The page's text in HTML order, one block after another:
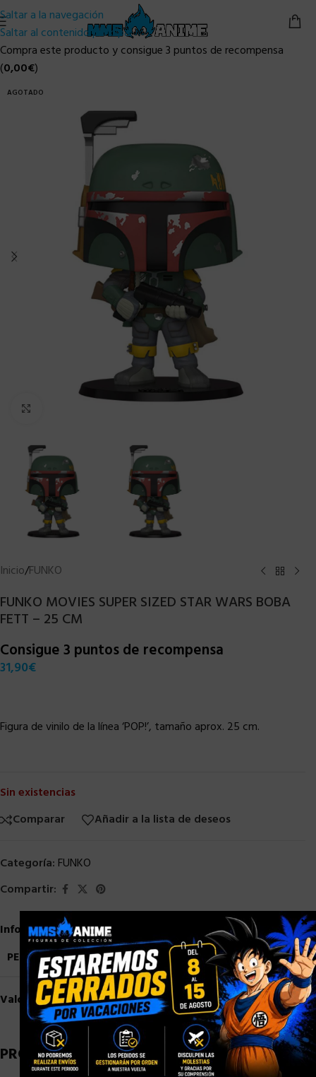
Saltar a la navegación
Saltar al contenido principal
Compra este producto y consigue 3 puntos de recompensa
(0,00€)
AGOTADO
Inicio/FUNKO
FUNKO MOVIES SUPER SIZED STAR WARS BOBA
FETT – 25 CM
Consigue 3 puntos de recompensa
31,90€
Figura de vinilo de la línea ‘POP!’, tamaño aprox. 25 cm.
Sin existencias
Comparar
Añadir a la lista de deseos
Categoría: FUNKO
Compartir:
Información adicional
PESO
1,5 kg
Valoraciones (0)
PRODUCTOS RELACIONADOS
×